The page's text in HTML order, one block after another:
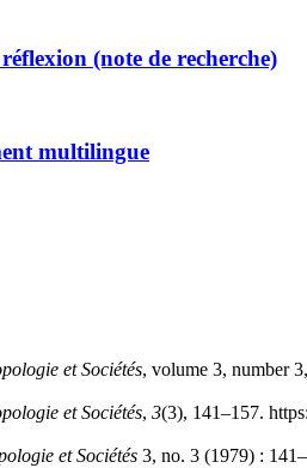
(note de recherche)
multilingue
et Sociétés, volume 3, number
et Sociétés, 3(3), 141–157.
et Sociétés 3, no. 3 (1979) :